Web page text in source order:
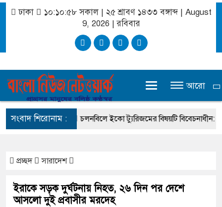
ঢাকা ১০:১০:৫৯ সকাল| ২৫ শ্রাবণ ১৪৩৩ বঙ্গাব্দ | August
9, 2026 |রবিবার
আরো
সংবাদ শিরোনাম :
কেন মনে হয়? চলনবিলে ইকো ট্যুরিজমের বিষয়টি বিবেচনাধীন:
প্রচ্ছদ সারাদেশ
ইরাকে সড়ক দুর্ঘটনায় নিহত, ২৬ দিন পর দেশে
আসলো দুই প্রবাসীর মরদেহ